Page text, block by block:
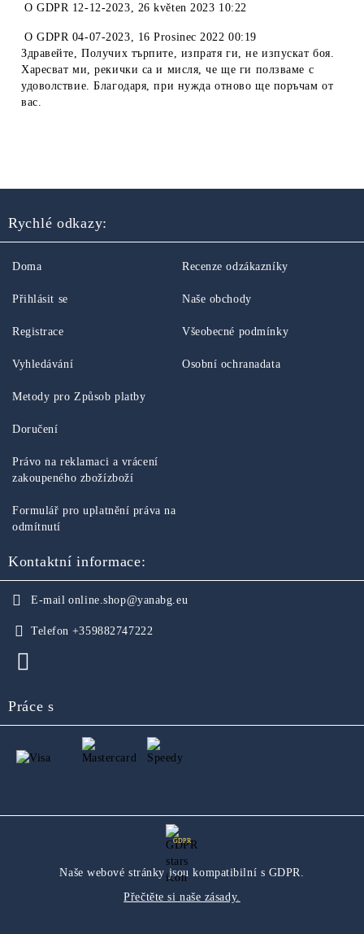
OGDPR 12-12-2023, 26 květen 2023 10:22
OGDPR 04-07-2023, 16 Prosinec 2022 00:19
Здравейте, Получих търпите, изпратя ги, не изпускат боя.
Харесват ми, рекички са и мисля, че ще ги ползваме с
удоволствие. Благодаря, при нужда отново ще поръчам от
вас.
Rychlé odkazy:
Doma
Přihlásit se
Registrace
Vyhledávání
Recenze odzákazníky
Naše obchody
Všeobecné podmínky
Osobní ochranadata
Metody pro Způsob platby
Doručení
Právo na reklamaci a vrácení
zakoupeného zbožízboží
Formulář pro uplatnění práva na
odmítnutí
Kontaktní informace:
E-mail online.shop@yanabg.eu
Telefon +359882747222
Práce s
GDPR
Naše webové stránky jsou kompatibilní s GDPR.
Přečtěte si naše zásady.